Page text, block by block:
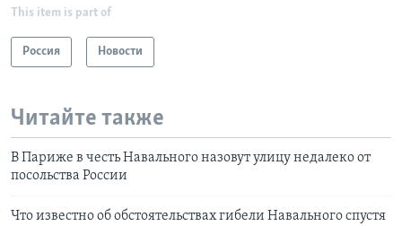
This item is part of
Россия Новости
Читайте также
В Париже в честь Навального назовут улицу недалеко от
посольства России
Что известно об обстоятельствах гибели Навального спустя